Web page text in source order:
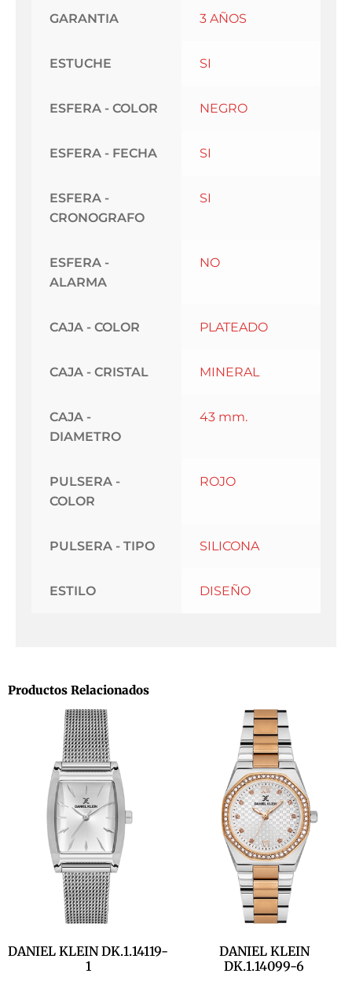
GARANTIA 3 AÑOS
ESTUCHE SI
ESFERA - COLOR NEGRO
ESFERA - FECHA SI
ESFERA -
CRONOGRAFO
SI
ESFERA -
ALARMA
NO
CAJA - COLOR PLATEADO
CAJA - CRISTAL MINERAL
CAJA -
DIAMETRO
43 mm.
PULSERA -
COLOR
ROJO
PULSERA - TIPO SILICONA
ESTILO DISEÑO
Productos Relacionados
DANIEL KLEIN DK.1.14119-
1
DANIEL KLEIN
DK.1.14099-6